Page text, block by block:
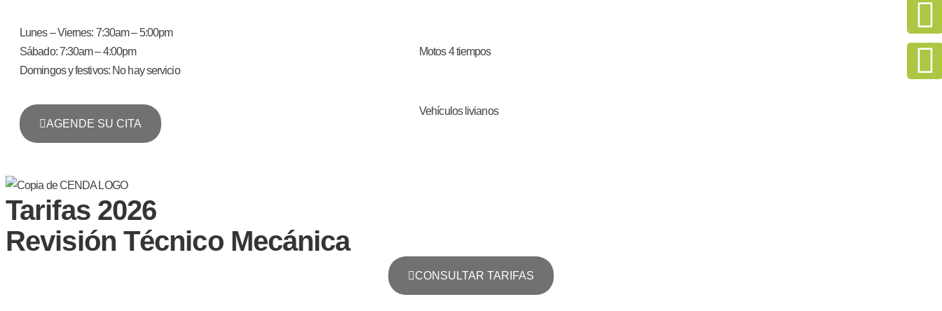
Lunes – Viernes: 7:30am – 5:00pm
Sábado: 7:30am – 4:00pm
Domingos y festivos: No hay servicio
AGENDE SU CITA
Motos 4 tiempos
Vehículos livianos
Tarifas 2026
Revisión Técnico Mecánica
CONSULTAR TARIFAS